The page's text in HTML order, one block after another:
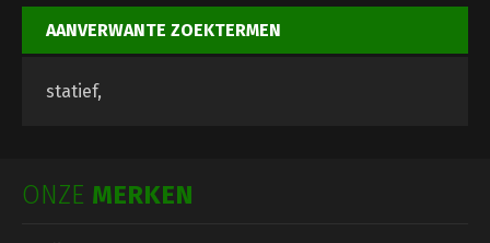
AANVERWANTE ZOEKTERMEN
statief,
ONZE MERKEN